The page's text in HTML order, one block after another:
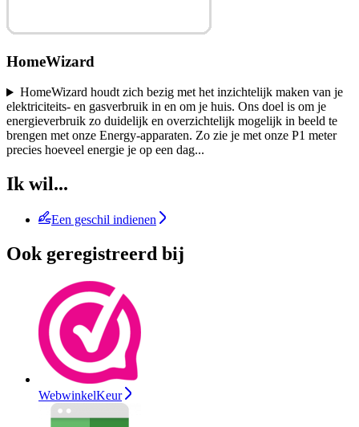
HomeWizard
HomeWizard houdt zich bezig met het inzichtelijk maken van je
elektriciteits- en gasverbruik in en om je huis. Ons doel is om je
energieverbruik zo duidelijk en overzichtelijk mogelijk in beeld te
brengen met onze Energy-apparaten. Zo zie je met onze P1 meter
precies hoeveel energie je op een dag...
Ik wil...
Een geschil indienen
Ook geregistreerd bij
WebwinkelKeur